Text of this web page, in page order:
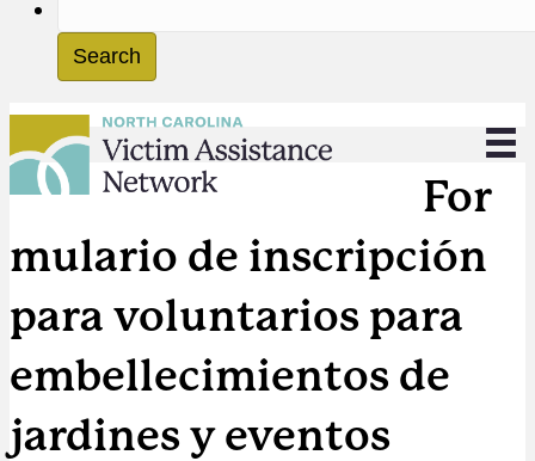
Search
For
mulario de inscripción
para voluntarios para
embellecimientos de
jardines y eventos